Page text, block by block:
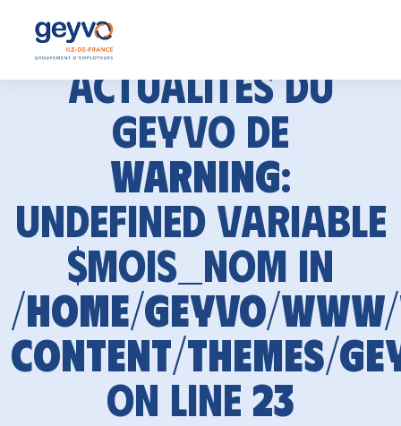
Actualités du
GEYVO de
Warning:
Undefined variable
$mois_nom in
/home/geyvo/
content/themes/
on line 23